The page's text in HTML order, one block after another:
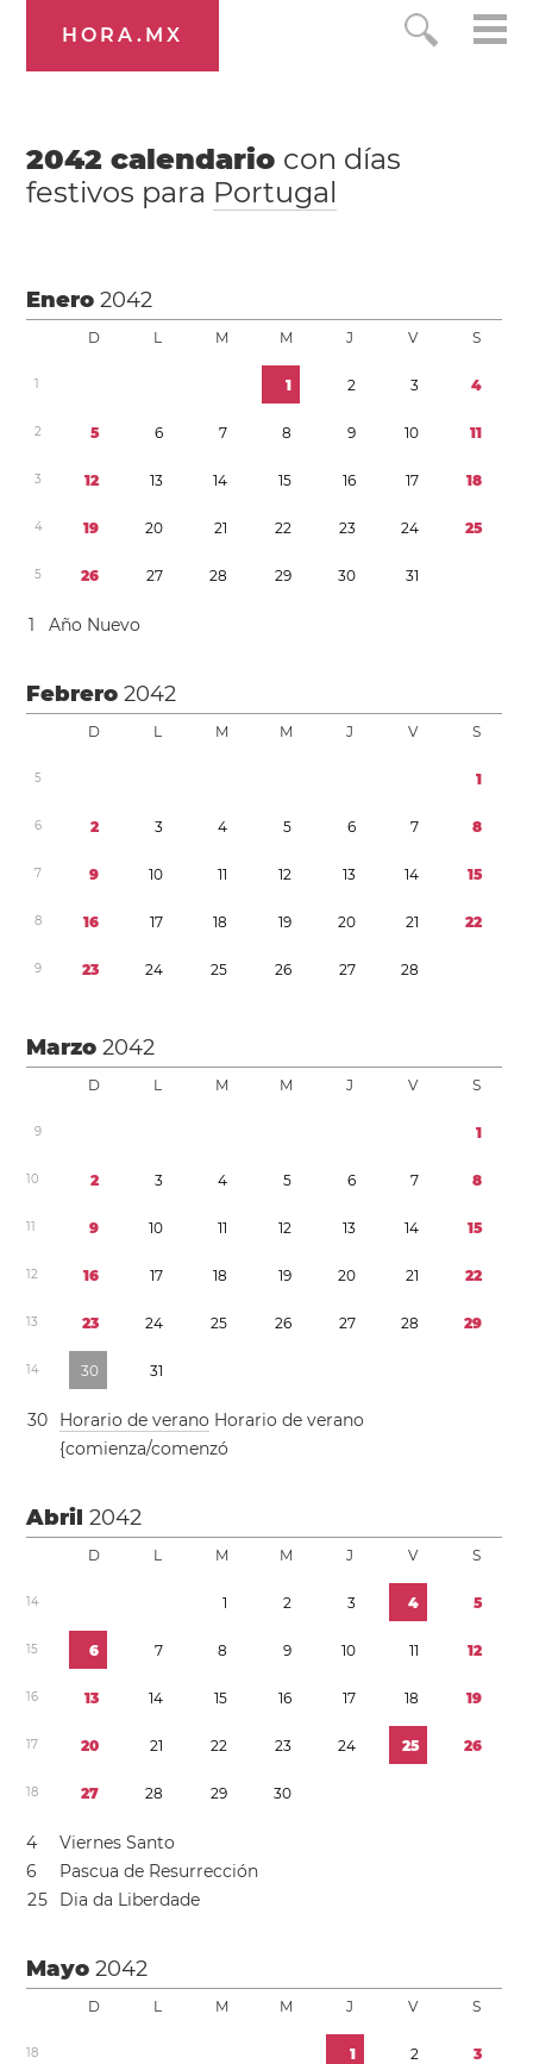
HORA.MX
2042 calendario con días
festivos para Portugal
Enero2042
D L M M J V S
1 1 2 3 4
2 5 6 7 8 9 10 11
3 12 13 14 15 16 17 18
4 19 20 21 22 23 24 25
5 26 27 28 29 30 31
1 Año Nuevo
Febrero2042
D L M M J V S
5 1
6 2 3 4 5 6 7 8
7 9 10 11 12 13 14 15
8 16 17 18 19 20 21 22
9 23 24 25 26 27 28
Marzo2042
D L M M J V S
9 1
10 2 3 4 5 6 7 8
11 9 10 11 12 13 14 15
12 16 17 18 19 20 21 22
13 23 24 25 26 27 28 29
14 30 31
30 Horario de verano Horario de verano
{comienza/comenzó
Abril2042
D L M M J V S
14 1 2 3 4 5
15 6 7 8 9 10 11 12
16 13 14 15 16 17 18 19
17 20 21 22 23 24 25 26
18 27 28 29 30
4
Viernes Santo
6
Pascua de Resurrección
25 Dia da Liberdade
Mayo2042
D L M M J V S
18 1 2 3